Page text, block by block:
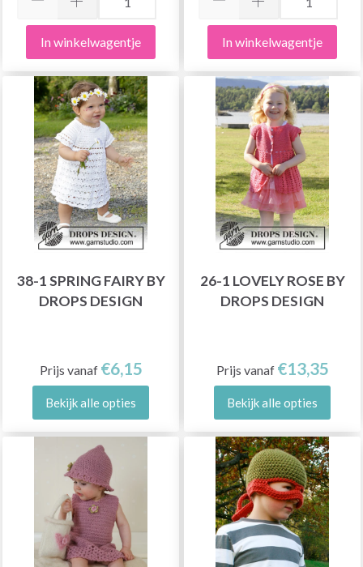
In winkelwagentje In winkelwagentje
38-1 SPRING FAIRY BY
DROPS DESIGN
Prijs vanaf €6,15
Bekijk alle opties
26-1 LOVELY ROSE BY
DROPS DESIGN
Prijs vanaf €13,35
Bekijk alle opties